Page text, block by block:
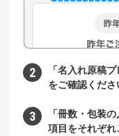
「名入れ原稿
をご確認くださ
「冊数・包装
項目をそれぞ